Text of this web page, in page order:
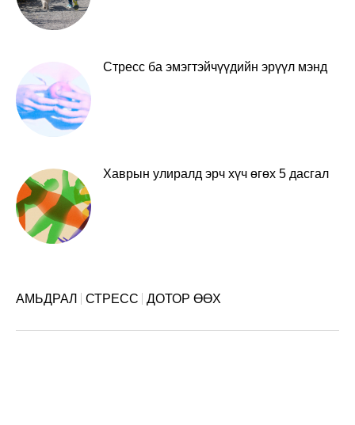
Стресс ба эмэгтэйчүүдийн эрүүл мэнд
Хаврын улиралд эрч хүч өгөх 5 дасгал
АМЬДРАЛ СТРЕСС ДОТОР ӨӨХ